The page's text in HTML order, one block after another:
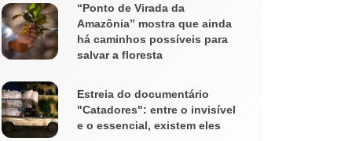
“Ponto de Virada da
Amazônia” mostra que ainda
há caminhos possíveis para
salvar a floresta
Estreia do documentário
"Catadores": entre o invisível
e o essencial, existem eles